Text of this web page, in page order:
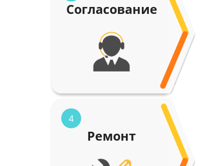
Согласование
4
Ремонт